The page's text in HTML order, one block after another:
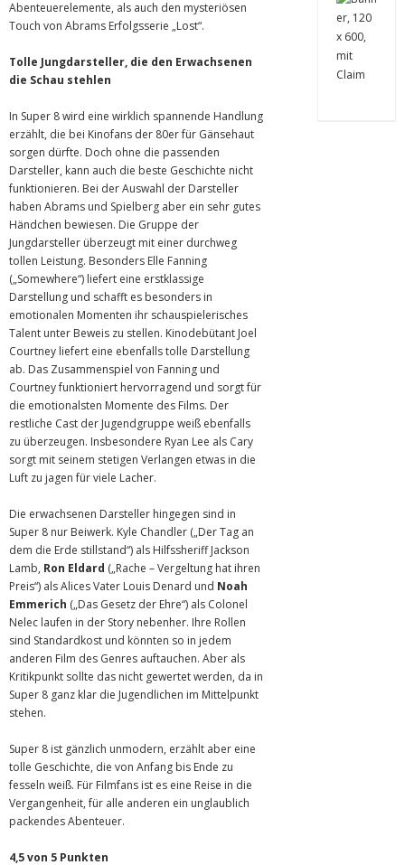
Abenteuerelemente, als auch den mysteriösen
Touch von Abrams Erfolgsserie „Lost“.
Tolle Jungdarsteller, die den Erwachsenen
die Schau stehlen
In Super 8 wird eine wirklich spannende Handlung
erzählt, die bei Kinofans der 80er für Gänsehaut
sorgen dürfte. Doch ohne die passenden
Darsteller, kann auch die beste Geschichte nicht
funktionieren. Bei der Auswahl der Darsteller
haben Abrams und Spielberg aber ein sehr gutes
Händchen bewiesen. Die Gruppe der
Jungdarsteller überzeugt mit einer durchweg
tollen Leistung. Besonders Elle Fanning
(„Somewhere“) liefert eine erstklassige
Darstellung und schafft es besonders in
emotionalen Momenten ihr schauspielerisches
Talent unter Beweis zu stellen. Kinodebütant Joel
Courtney liefert eine ebenfalls tolle Darstellung
ab. Das Zusammenspiel von Fanning und
Courtney funktioniert hervorragend und sorgt für
die emotionalsten Momente des Films. Der
restliche Cast der Jugendgruppe weiß ebenfalls
zu überzeugen. Insbesondere Ryan Lee als Cary
sorgt mit seinem stetigen Verlangen etwas in die
Luft zu jagen für viele Lacher.
Die erwachsenen Darsteller hingegen sind in
Super 8 nur Beiwerk. Kyle Chandler („Der Tag an
dem die Erde stillstand“) als Hilfssheriff Jackson
Lamb, Ron Eldard („Rache – Vergeltung hat ihren
Preis“) als Alices Vater Louis Denard und Noah
Emmerich („Das Gesetz der Ehre“) als Colonel
Nelec laufen in der Story nebenher. Ihre Rollen
sind Standardkost und könnten so in jedem
anderen Film des Genres auftauchen. Aber als
Kritikpunkt sollte das nicht gewertet werden, da in
Super 8 ganz klar die Jugendlichen im Mittelpunkt
stehen.
Super 8 ist gänzlich unmodern, erzählt aber eine
tolle Geschichte, die von Anfang bis Ende zu
fesseln weiß. Für Filmfans ist es eine Reise in die
Vergangenheit, für alle anderen ein unglaublich
packendes Abenteuer.
4,5 von 5 Punkten